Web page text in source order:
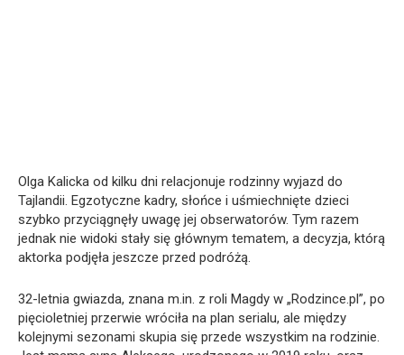
Olga Kalicka od kilku dni relacjonuje rodzinny wyjazd do
Tajlandii. Egzotyczne kadry, słońce i uśmiechnięte dzieci
szybko przyciągnęły uwagę jej obserwatorów. Tym razem
jednak nie widoki stały się głównym tematem, a decyzja, którą
aktorka podjęła jeszcze przed podróżą.
32-letnia gwiazda, znana m.in. z roli Magdy w „Rodzince.pl”, po
pięcioletniej przerwie wróciła na plan serialu, ale między
kolejnymi sezonami skupia się przede wszystkim na rodzinie.